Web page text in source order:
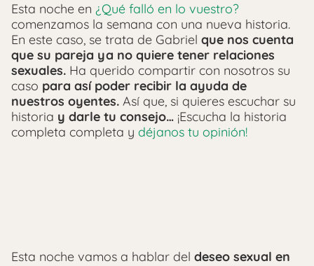
Esta noche en ¿Qué falló en lo vuestro?
comenzamos la semana con una nueva historia.
En este caso, se trata de Gabriel que nos cuenta
que su pareja ya no quiere tener relaciones
sexuales. Ha querido compartir con nosotros su
caso para así poder recibir la ayuda de
nuestros oyentes. Así que, si quieres escuchar su
historia y darle tu consejo… ¡Escucha la historia
completa completa y déjanos tu opinión!
Esta noche vamos a hablar del deseo sexual en